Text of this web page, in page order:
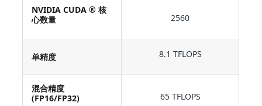
NVIDIA CUDA ® 核
心数量
2560
单精度 8.1 TFLOPS
混合精度
(FP16/FP32)
65 TFLOPS